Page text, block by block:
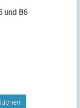
und B6